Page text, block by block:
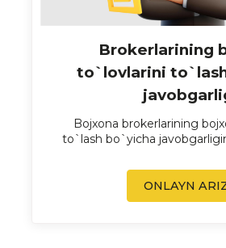
Brokerlarining
to`lovlarini
Bojxona brokerlarining
to`lash bo`yicha
ONLAYN